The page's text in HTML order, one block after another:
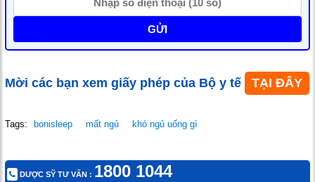
GỬI
Mời các bạn xem giấy phép của Bộ y tế TẠI ĐÂY
Tags: bonisleep mất ngủ khó ngủ uống gì
DƯỢC SỸ TƯ VẤN : 1800 1044